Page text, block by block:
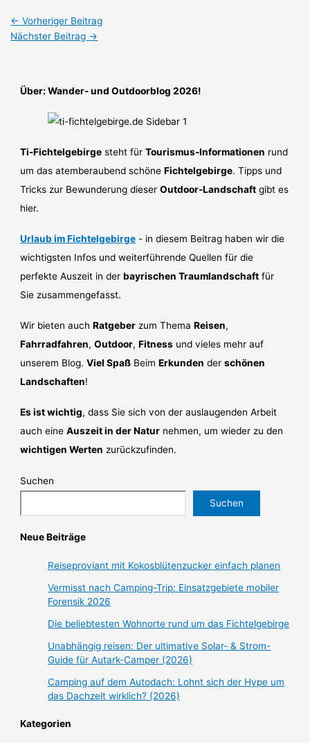
← Vorheriger Beitrag
Nächster Beitrag →
Über: Wander- und Outdoorblog 2026!
Ti-Fichtelgebirge steht fürTourismus-Informationen rund
um das atemberaubend schöneFichtelgebirge. Tipps und
Tricks zur Bewunderung dieserOutdoor-Landschaft gibt es
hier.
Urlaub im Fichtelgebirge - in diesem Beitrag haben wir die
wichtigsten Infos und weiterführende Quellen für die
perfekte Auszeit in derbayrischen Traumlandschaft für
Sie zusammengefasst.
Wir bieten auchRatgeber zum ThemaReisen,
Fahrradfahren,Outdoor,Fitness und vieles mehr auf
unserem Blog.Viel Spaß BeimErkunden derschönen
Landschaften!
Es ist wichtig, dass Sie sich von der auslaugenden Arbeit
auch eineAuszeit in der Natur nehmen, um wieder zu den
wichtigen Werten zurückzufinden.
Suchen
Suchen
Neue Beiträge
Reiseproviant mit Kokosblütenzucker einfach planen
Vermisst nach Camping-Trip: Einsatzgebiete mobiler
Forensik 2026
Die beliebtesten Wohnorte rund um das Fichtelgebirge
Unabhängig reisen: Der ultimative Solar- & Strom-
Guide für Autark-Camper (2026)
Camping auf dem Autodach: Lohnt sich der Hype um
das Dachzelt wirklich? (2026)
Kategorien